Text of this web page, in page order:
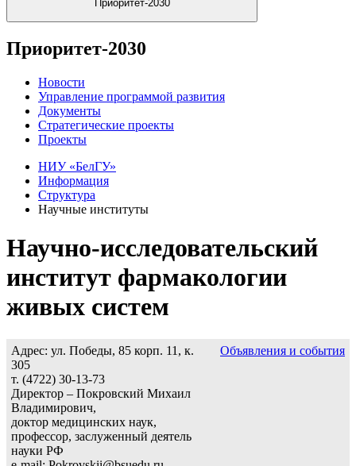
Приоритет-2030
Приоритет-2030
Новости
Управление программой развития
Документы
Стратегические проекты
Проекты
НИУ «БелГУ»
Информация
Структура
Научные институты
Научно-исследовательский
институт фармакологии
живых систем
Адрес: ул. Победы, 85 корп. 11, к.
305
т. (4722) 30-13-73
Директор – Покровский Михаил
Владимирович,
доктор медицинских наук,
профессор, заслуженный деятель
науки РФ
Объявления и события